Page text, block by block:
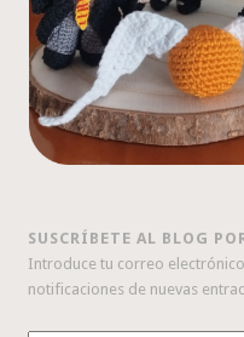
SUSCRÍBETE AL BLOG
Introduce tu correo
notificaciones de nuevas